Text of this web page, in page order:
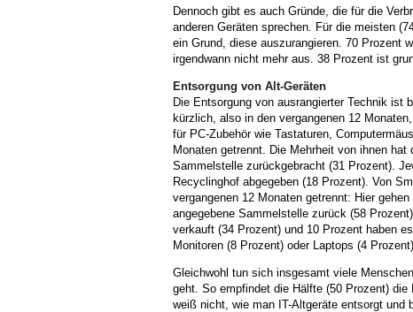
Dennoch gibt es auch Gründe, die für die
anderen Geräten sprechen. Für die meisten
ein Grund, diese auszurangieren. 70 Prozent
irgendwann nicht mehr aus. 38 Prozent ist
Entsorgung von Alt-Geräten
Die Entsorgung von ausrangierter Technik ist
kürzlich, also in den vergangenen 12
für PC-Zubehör wie Tastaturen,
Monaten getrennt. Die Mehrheit von ihnen
Sammelstelle zurückgebracht (31 Prozent).
Recyclinghof abgegeben (18 Prozent). Von
vergangenen 12 Monaten getrennt: Hier
angegebene Sammelstelle zurück (58
verkauft (34 Prozent) und 10 Prozent haben
Monitoren (8 Prozent) oder Laptops (4
Gleichwohl tun sich insgesamt viele
geht. So empfindet die Hälfte (50 Prozent)
weiß nicht, wie man IT-Altgeräte entsorgt und